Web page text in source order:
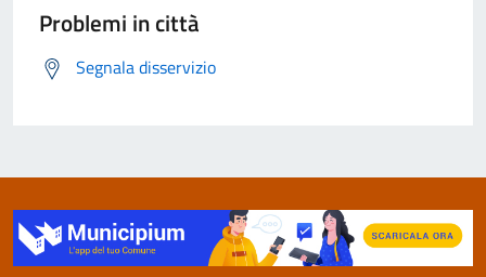
Problemi in città
Segnala disservizio